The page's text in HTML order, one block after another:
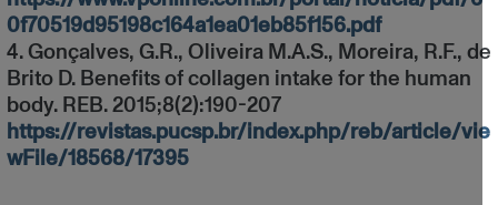
0f70519d95198c164a1ea01eb85f156.pdf
4. Gonçalves, G.R., Oliveira M.A.S., Moreira, R.F.,
Brito D. Benefits of collagen intake for the human
body. REB. 2015;8(2):190-207
https://revistas.pucsp.br/index.php/reb/article/
wFile/18568/17395